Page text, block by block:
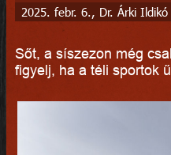
2025. febr. 6., Dr. Árki Ildikó
Sőt, a síszezon még
figyelj, ha a téli sportok